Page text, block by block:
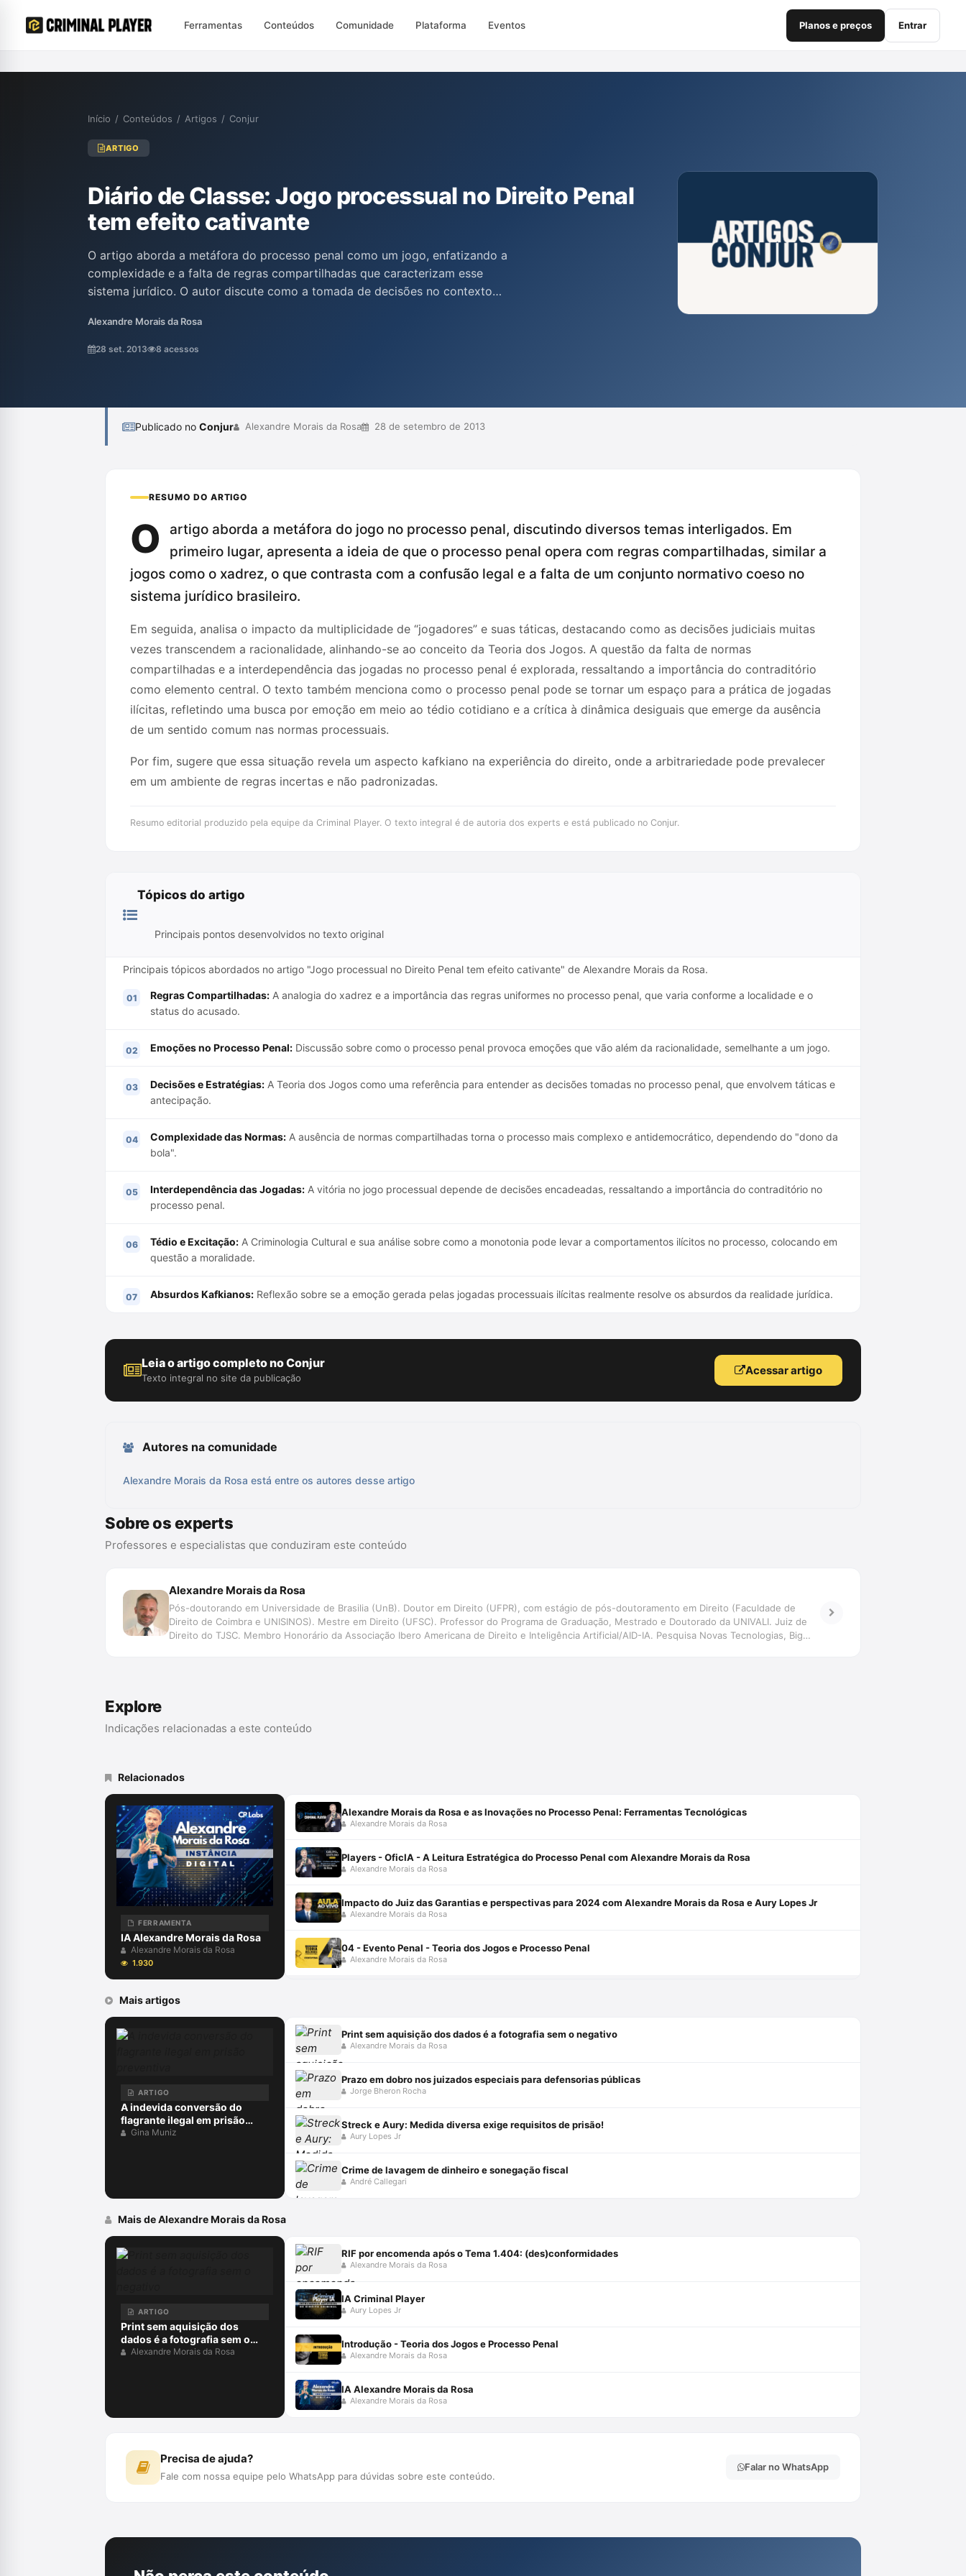
Ferramentas Conteúdos Comunidade Plataforma Eventos Planos e preços Entrar
Início / Conteúdos / Artigos / Conjur
ARTIGO
Diário de Classe: Jogo processual no Direito Penal
tem efeito cativante
O artigo aborda a metáfora do processo penal como um jogo, enfatizando a
complexidade e a falta de regras compartilhadas que caracterizam esse
sistema jurídico. O autor discute como a tomada de decisões no contexto
entre os jogadores, suas estratégias e o papel do julgador. Além disso,
menciona a influência do tédio cotidiano e a prática de jogadas ilícitas no
Alexandre Morais da Rosa
28 set. 2013 8 acessos
Publicado no Conjur Alexandre Morais da Rosa 28 de setembro de 2013
RESUMO DO ARTIGO
O
artigo aborda a metáfora do jogo no processo penal, discutindo diversos temas interligados. Em
primeiro lugar, apresenta a ideia de que o processo penal opera com regras compartilhadas, similar a
jogos como o xadrez, o que contrasta com a confusão legal e a falta de um conjunto normativo coeso no
sistema jurídico brasileiro.
Em seguida, analisa o impacto da multiplicidade de “jogadores” e suas táticas, destacando como as decisões judiciais muitas
vezes transcendem a racionalidade, alinhando-se ao conceito da Teoria dos Jogos. A questão da falta de normas
compartilhadas e a interdependência das jogadas no processo penal é explorada, ressaltando a importância do contraditório
como elemento central. O texto também menciona como o processo penal pode se tornar um espaço para a prática de jogadas
ilícitas, refletindo uma busca por emoção em meio ao tédio cotidiano e a crítica à dinâmica desiguais que emerge da ausência
de um sentido comum nas normas processuais.
Por fim, sugere que essa situação revela um aspecto kafkiano na experiência do direito, onde a arbitrariedade pode prevalecer
em um ambiente de regras incertas e não padronizadas.
Resumo editorial produzido pela equipe da Criminal Player. O texto integral é de autoria dos experts e está publicado no Conjur.
Tópicos do artigo
Principais pontos desenvolvidos no texto original
Principais tópicos abordados no artigo "Jogo processual no Direito Penal tem efeito cativante" de Alexandre Morais da Rosa.
Regras Compartilhadas: A analogia do xadrez e a importância das regras uniformes no processo penal, que varia conforme a localidade e o
status do acusado.
Emoções no Processo Penal: Discussão sobre como o processo penal provoca emoções que vão além da racionalidade, semelhante a um jogo.
Decisões e Estratégias: A Teoria dos Jogos como uma referência para entender as decisões tomadas no processo penal, que envolvem táticas e
antecipação.
Complexidade das Normas: A ausência de normas compartilhadas torna o processo mais complexo e antidemocrático, dependendo do "dono da
bola".
Interdependência das Jogadas: A vitória no jogo processual depende de decisões encadeadas, ressaltando a importância do contraditório no
processo penal.
Tédio e Excitação: A Criminologia Cultural e sua análise sobre como a monotonia pode levar a comportamentos ilícitos no processo, colocando em
questão a moralidade.
Absurdos Kafkianos: Reflexão sobre se a emoção gerada pelas jogadas processuais ilícitas realmente resolve os absurdos da realidade jurídica.
Leia o artigo completo no Conjur
Texto integral no site da publicação
Acessar artigo
Autores na comunidade
Alexandre Morais da Rosa está entre os autores desse artigo
Sobre os experts
Professores e especialistas que conduziram este conteúdo
Alexandre Morais da Rosa
Pós-doutorando em Universidade de Brasilia (UnB). Doutor em Direito (UFPR), com estágio de pós-doutoramento em Direito (Faculdade de
Direito de Coimbra e UNISINOS). Mestre em Direito (UFSC). Professor do Programa de Graduação, Mestrado e Doutorado da UNIVALI. Juiz de
Direito do TJSC. Membro Honorário da Associação Ibero Americana de Direito e Inteligência Artificial/AID-IA. Pesquisa Novas Tecnologias, Big
Explore
Indicações relacionadas a este conteúdo
Relacionados
FERRAMENTA
IA Alexandre Morais da Rosa
Alexandre Morais da Rosa
1.930
Alexandre Morais da Rosa e as Inovações no Processo Penal: Ferramentas Tecnológicas
Alexandre Morais da Rosa
Players - OficIA - A Leitura Estratégica do Processo Penal com Alexandre Morais da Rosa
Alexandre Morais da Rosa
Impacto do Juiz das Garantias e perspectivas para 2024 com Alexandre Morais da Rosa e Aury Lopes Jr
Alexandre Morais da Rosa
04 - Evento Penal - Teoria dos Jogos e Processo Penal
Alexandre Morais da Rosa
Mais artigos
ARTIGO
A indevida conversão do
flagrante ilegal em prisão
preventiva
Gina Muniz
Print sem aquisição dos dados é a fotografia sem o negativo
Alexandre Morais da Rosa
Prazo em dobro nos juizados especiais para defensorias públicas
Jorge Bheron Rocha
Streck e Aury: Medida diversa exige requisitos de prisão!
Aury Lopes Jr
Crime de lavagem de dinheiro e sonegação fiscal
André Callegari
Mais de Alexandre Morais da Rosa
ARTIGO
Print sem aquisição dos
dados é a fotografia sem o
negativo
Alexandre Morais da Rosa
RIF por encomenda após o Tema 1.404: (des)conformidades
Alexandre Morais da Rosa
IA Criminal Player
Aury Lopes Jr
Introdução - Teoria dos Jogos e Processo Penal
Alexandre Morais da Rosa
IA Alexandre Morais da Rosa
Alexandre Morais da Rosa
Precisa de ajuda?
Fale com nossa equipe pelo WhatsApp para dúvidas sobre este conteúdo.
Falar no WhatsApp